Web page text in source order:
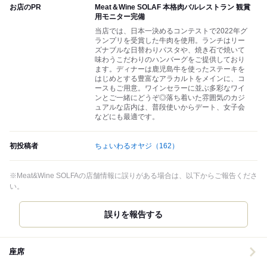
お店のPR
Meat＆Wine SOLAF 本格肉バルレストラン 観賞
用モニター完備
当店では、日本一決めるコンテストで2022年グ
ランプリを受賞した牛肉を使用。ランチはリー
ズナブルな日替わりパスタや、焼き石で焼いて
味わうこだわりのハンバーグをご提供しており
ます。ディナーは鹿児島牛を使ったステーキを
はじめとする豊富なアラカルトをメインに、コ
ースもご用意。ワインセラーに並ぶ多彩なワイ
ンとご一緒にどうぞ◎落ち着いた雰囲気のカジ
ュアルな店内は、普段使いからデート、女子会
などにも最適です。
初投稿者 ちょいわるオヤジ （162）
※Meat&Wine SOLFAの店舗情報に誤りがある場合は、以下からご報告くださ
い。
誤りを報告する
座席